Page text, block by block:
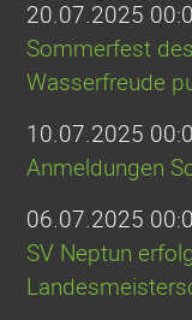
20.07.2025
Sommerfest
Wasserfreude
10.07.2025
Anmeldungen
06.07.2025
SV Neptun